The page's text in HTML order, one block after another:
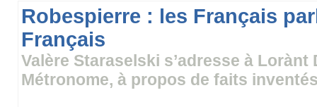
Robespierre : les Français
Français
Valère Staraselski s’adresse à
Métronome, à propos de faits